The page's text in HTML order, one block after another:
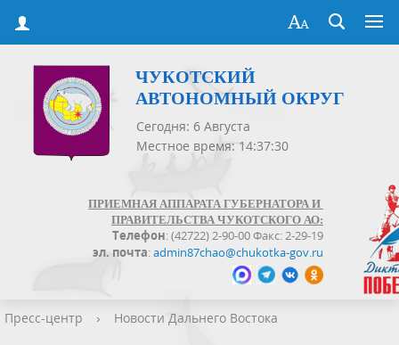
ЧУКОТСКИЙ
АВТОНОМНЫЙ ОКРУГ
Сегодня: 6 Августа
Местное время: 14:37:31
ПРИЕМНАЯ АППАРАТА ГУБЕРНАТОРА И
ПРАВИТЕЛЬСТВА ЧУКОТСКОГО АО:
Телефон: (42722) 2-90-00 Факс: 2-29-19
эл. почта:admin87chao@chukotka-gov.ru
Пресс-центр › Новости Дальнего Востока